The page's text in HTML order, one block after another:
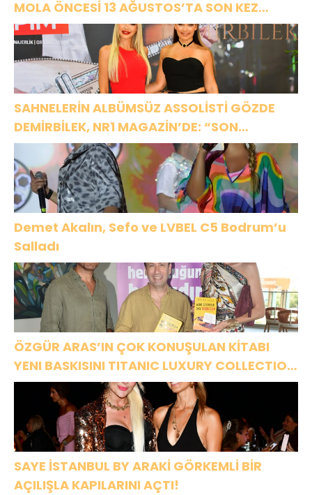
MOLA ÖNCESİ 13 AĞUSTOS’TA SON KEZ
HARBİYE’DE OLACAK!
SAHNELERİN ALBÜMSÜZ ASSOLİSTİ GÖZDE
DEMİRBİLEK, NR1 MAGAZİN’DE: “SON
ASSOLİST OLARAK VAR OLACAĞIM!”
Demet Akalın, Sefo ve LVBEL C5 Bodrum’u
Salladı
ÖZGÜR ARAS’IN ÇOK KONUŞULAN KİTABI
YENI BASKISINI TITANIC LUXURY COLLECTION
BODRUM’DA KUTLADI
SAYE İSTANBUL BY ARAKİ GÖRKEMLİ BİR
AÇILIŞLA KAPILARINI AÇTI!